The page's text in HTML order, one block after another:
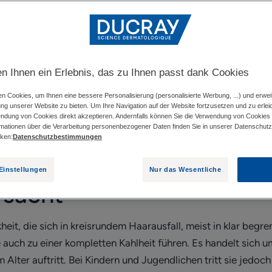
DIE HAARAUSFALL VERURSACHT
und unerwartet zu einem kreisrunden Haarausfall. Sie
die Symptome dieser Krankheit? Wie kann sie
die sich in kreisrundem Haarausfall, meist in klar
zu einer kompletten Kahlheit führen. Es handelt sich
Alter auftritt. Bei Kindern und Jugendlichen tritt sie
Ihnen ein Erlebnis, das zu Ihnen passt dank Cookies
Cookies, um Ihnen eine bessere Personalisierung (personalisierte Werbung, ...) und
unserer Website zu bieten. Um Ihre Navigation auf der Website fortzusetzen und zu
von Cookies direkt akzeptieren. Andernfalls können Sie die Verwendung von Cookies
über die Verarbeitung personenbezogener Daten finden Sie in unserer
Datenschutzbestimmungen
Nur das Wesentliche